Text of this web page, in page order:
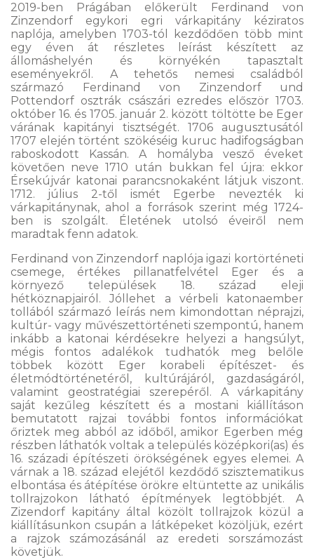
2019-ben Prágában előkerült Ferdinand von
Zinzendorf egykori egri várkapitány kéziratos
naplója, amelyben 1703-tól kezdődően több mint
egy éven át részletes leírást készített az
állomáshelyén és környékén tapasztalt
eseményekről. A tehetős nemesi családból
származó Ferdinand von Zinzendorf und
Pottendorf osztrák császári ezredes először 1703.
október 16. és 1705. január 2. között töltötte be Eger
várának kapitányi tisztségét. 1706 augusztusától
1707 elején történt szökéséig kuruc hadifogságban
raboskodott Kassán. A homályba vesző éveket
követően neve 1710 után bukkan fel újra: ekkor
Érsekújvár katonai parancsnokaként látjuk viszont.
1712. július 2-től ismét Egerbe nevezték ki
várkapitánynak, ahol a források szerint még 1724-
ben is szolgált. Életének utolsó éveiről nem
maradtak fenn adatok.
Ferdinand von Zinzendorf naplója igazi kortörténeti
csemege, értékes pillanatfelvétel Eger és a
környező települések 18. század eleji
hétköznapjairól. Jóllehet a vérbeli katonaember
tollából származó leírás nem kimondottan néprajzi,
kultúr- vagy művészettörténeti szempontú, hanem
inkább a katonai kérdésekre helyezi a hangsúlyt,
mégis fontos adalékok tudhatók meg belőle
többek között Eger korabeli építészet- és
életmódtörténetéről, kultúrájáról, gazdaságáról,
valamint geostratégiai szerepéről. A várkapitány
saját kezűleg készített és a mostani kiállításon
bemutatott rajzai további fontos információkat
őriztek meg abból az időből, amikor Egerben még
részben láthatók voltak a település középkori(as) és
16. századi építészeti örökségének egyes elemei. A
várnak a 18. század elejétől kezdődő szisztematikus
elbontása és átépítése örökre eltüntette az unikális
tollrajzokon látható építmények legtöbbjét. A
Zizendorf kapitány által közölt tollrajzok közül a
kiállításunkon csupán a látképeket közöljük, ezért
a rajzok számozásánál az eredeti sorszámozást
követjük.